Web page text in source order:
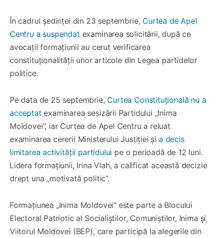
În cadrul ședinței din 23 septembrie, Curtea de Apel
Centru a suspendat examinarea solicitării, după ce
avocații formațiunii au cerut verificarea
constituționalității unor articole din Legea partidelor
politice.
Pe data de 25 septembrie, Curtea Constituțională nu a
acceptat examinarea sesizării Partidului „Inima
Moldovei”, iar Curtea de Apel Centru a reluat
examinarea cererii Ministerului Justiției și a decis
limitarea activității partidului pe o perioadă de 12 luni.
Lidera formațiunii, Irina Vlah, a calificat această decizie
drept una „motivată politic”.
Formațiunea „Inima Moldovei” este parte a Blocului
Electoral Patriotic al Socialiștilor, Comuniștilor, Inima și
Viitorul Moldovei (BEP), care participă la alegerile din